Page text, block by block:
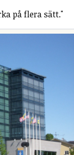
på flera sätt."